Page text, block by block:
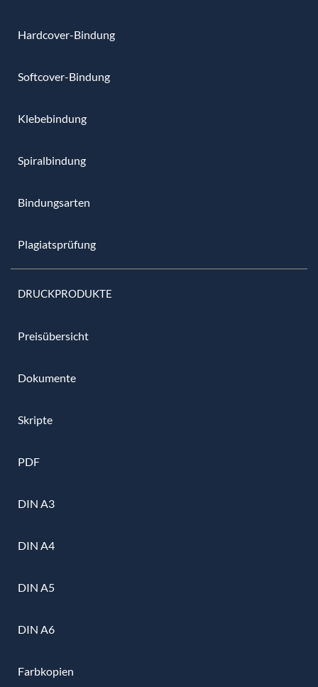
Hardcover-Bindung
Softcover-Bindung
Klebebindung
Spiralbindung
Bindungsarten
Plagiatsprüfung
DRUCKPRODUKTE
Preisübersicht
Dokumente
Skripte
PDF
DIN A3
DIN A4
DIN A5
DIN A6
Farbkopien